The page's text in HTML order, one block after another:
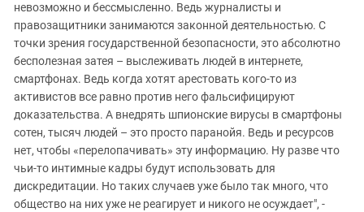
невозможно и бессмысленно. Ведь журналисты и
правозащитники занимаются законной деятельностью. С
точки зрения государственной безопасности, это абсолютно
бесполезная затея – выслеживать людей в интернете,
смартфонах. Ведь когда хотят арестовать кого-то из
активистов все равно против него фальсифицируют
доказательства. А внедрять шпионские вирусы в смартфоны
сотен, тысяч людей – это просто паранойя. Ведь и ресурсов
нет, чтобы «перелопачивать» эту информацию. Ну разве что
чьи-то интимные кадры будут использовать для
дискредитации. Но таких случаев уже было так много, что
общество на них уже не реагирует и никого не осуждает", -